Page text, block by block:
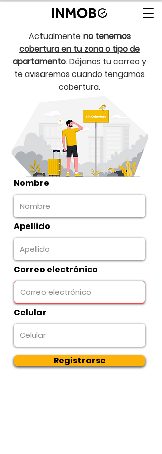
Actualmenteno tenemos
cobertura en tu zona o tipo de
apartamento. Déjanos tu correo y
te avisaremos cuando tengamos
cobertura.
Nombre
Apellido
Correo electrónico
Celular
Registrarse